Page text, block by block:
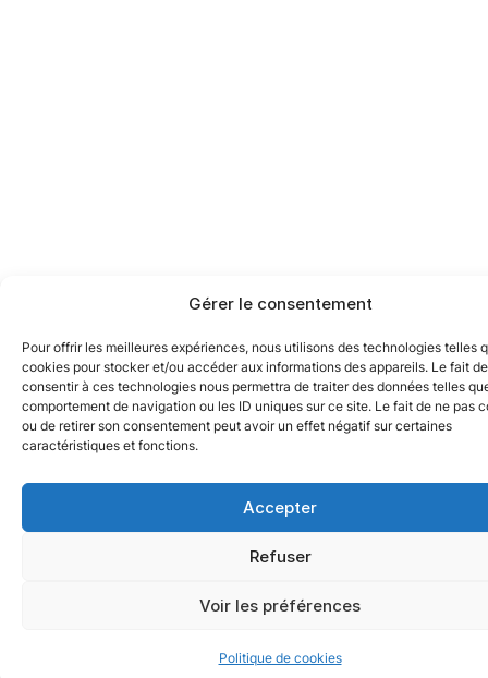
Gérer le consentement
Pour offrir les meilleures expériences, nous utilisons des technologies telles
cookies pour stocker et/ou accéder aux informations des appareils. Le fait de
consentir à ces technologies nous permettra de traiter des données telles
comportement de navigation ou les ID uniques sur ce site. Le fait de ne pas
ou de retirer son consentement peut avoir un effet négatif sur certaines
caractéristiques et fonctions.
Accepter
Refuser
Voir les préférences
Politique de cookies